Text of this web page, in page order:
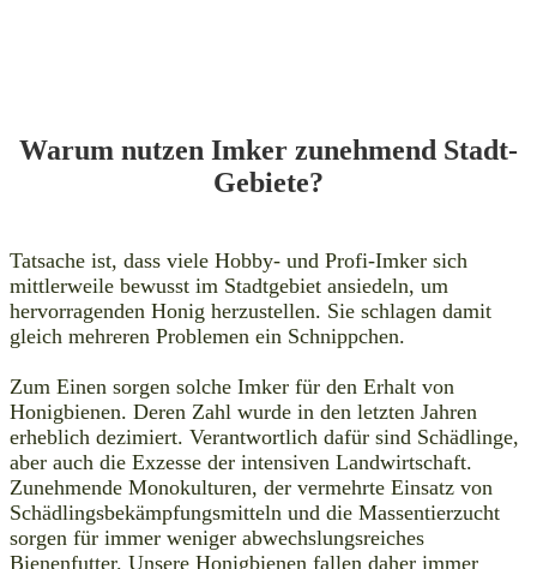
Warum nutzen Imker zunehmend Stadt-
Gebiete?
Tatsache ist, dass viele Hobby- und Profi-Imker sich
mittlerweile bewusst im Stadtgebiet ansiedeln, um
hervorragenden Honig herzustellen. Sie schlagen damit
gleich mehreren Problemen ein Schnippchen.
Zum Einen sorgen solche Imker für den Erhalt von
Honigbienen. Deren Zahl wurde in den letzten Jahren
erheblich dezimiert. Verantwortlich dafür sind Schädlinge,
aber auch die Exzesse der intensiven Landwirtschaft.
Zunehmende Monokulturen, der vermehrte Einsatz von
Schädlingsbekämpfungsmitteln und die Massentierzucht
sorgen für immer weniger abwechslungsreiches
Bienenfutter. Unsere Honigbienen fallen daher immer